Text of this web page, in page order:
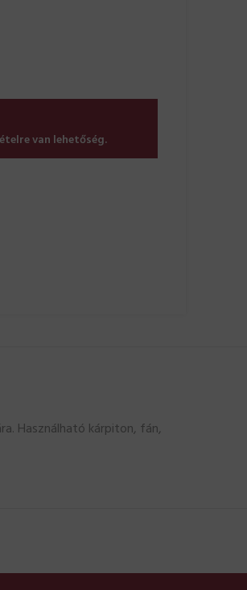
van lehetőség.
Használható kárpiton, fán,